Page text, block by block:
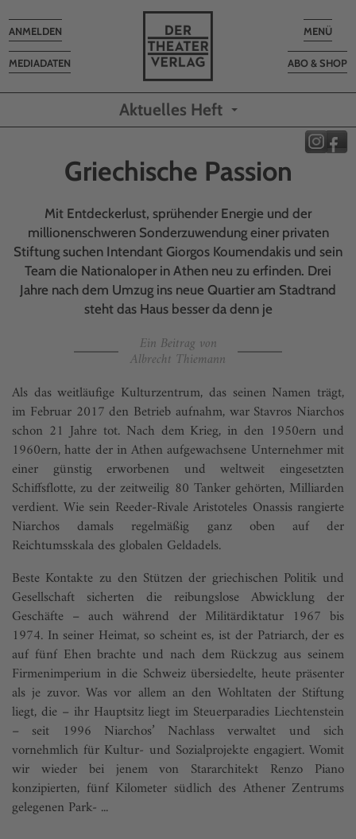
Toggle
MENÜ
ABO & SHOP
MEDIADATEN
Toggle
navigation
ANMELDEN
Aktuelles Heft
Griechische Passion
Mit Entdeckerlust, sprühender Energie und der
millionenschweren Sonderzuwendung einer privaten
Stiftung suchen Intendant Giorgos Koumendakis und sein
Team die Nationaloper in Athen neu zu erfinden. Drei
Jahre nach dem Umzug ins neue Quartier am Stadtrand
steht das Haus besser da denn je
Ein Beitrag von
Albrecht Thiemann
Als das weitläufige Kulturzentrum, das seinen Namen trägt,
im Februar 2017 den Betrieb aufnahm, war Stavros Niarchos
schon 21 Jahre tot. Nach dem Krieg, in den 1950ern und
1960ern, hatte der in Athen aufgewachsene Unternehmer mit
einer günstig erworbenen und weltweit eingesetzten
Schiffsflotte, zu der zeitweilig 80 Tanker gehörten, Milliarden
verdient. Wie sein Reeder-Rivale Aristoteles Onassis rangierte
Niarchos damals regelmäßig ganz oben auf der
Reichtumsskala des globalen Geldadels.
Beste Kontakte zu den Stützen der griechischen Politik und
Gesellschaft sicherten die reibungslose Abwicklung der
Geschäfte – auch während der Militärdiktatur 1967 bis
1974. In seiner Heimat, so scheint es, ist der Patriarch, der es
auf fünf Ehen brachte und nach dem Rückzug aus seinem
Firmenimperium in die Schweiz übersiedelte, heute präsenter
als je zuvor. Was vor allem an den Wohltaten der Stiftung
liegt, die – ihr Hauptsitz liegt im Steuerparadies Liechtenstein
– seit 1996 Niarchos’ Nachlass verwaltet und sich
vornehmlich für Kultur- und Sozialprojekte engagiert. Womit
wir wieder bei jenem von Stararchitekt Renzo Piano
konzipierten, fünf Kilometer südlich des Athener Zentrums
gelegenen Park- ...